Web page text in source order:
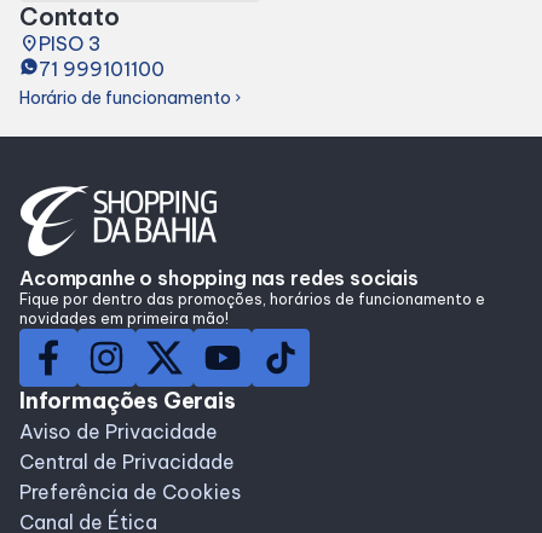
Alimentação
Compre Online
Programa de benefícios
Contato
placePISO 3
71 999101100
Horário de funcionamento chevron_right
Acompanhe o shopping nas redes sociais
Fique por dentro das promoções, horários de funcionamento e
novidades em primeira mão!
Informações Gerais
Aviso de Privacidade
Central de Privacidade
Preferência de Cookies
Canal de Ética